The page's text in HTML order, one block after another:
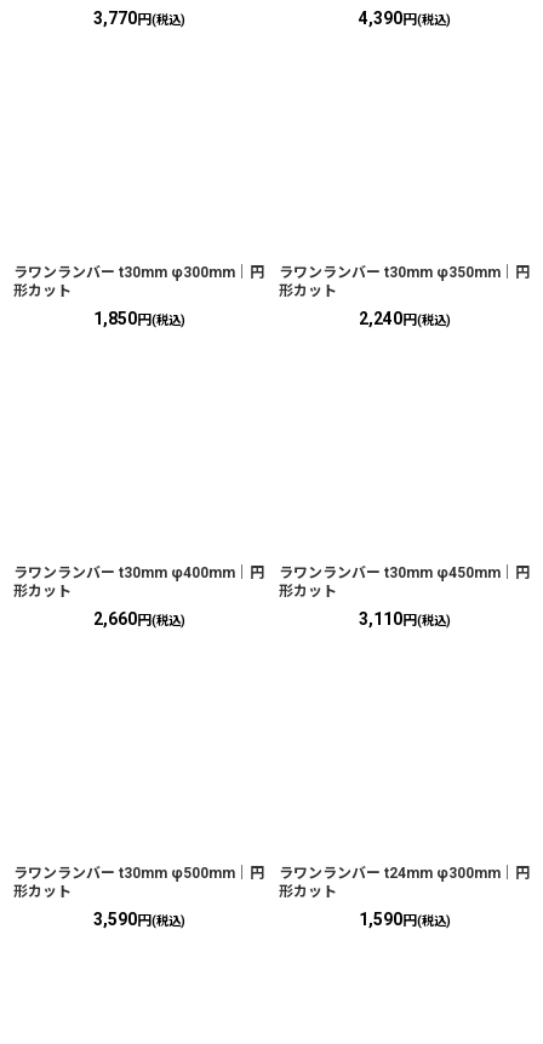
3,770円(税込) 4,390円(税込)
ラワンランバー t30mm φ300mm｜円
形カット
1,850円(税込)
ラワンランバー t30mm φ350mm｜円
形カット
2,240円(税込)
ラワンランバー t30mm φ400mm｜円
形カット
2,660円(税込)
ラワンランバー t30mm φ450mm｜円
形カット
3,110円(税込)
ラワンランバー t30mm φ500mm｜円
形カット
3,590円(税込)
ラワンランバー t24mm φ300mm｜円
形カット
1,590円(税込)